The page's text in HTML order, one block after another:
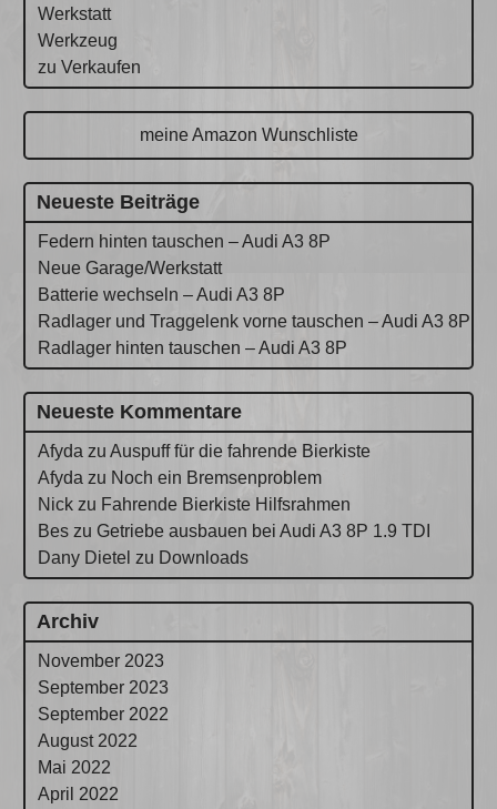
Werkstatt
Werkzeug
zu Verkaufen
meine Amazon Wunschliste
Neueste Beiträge
Federn hinten tauschen – Audi A3 8P
Neue Garage/Werkstatt
Batterie wechseln – Audi A3 8P
Radlager und Traggelenk vorne tauschen – Audi A3 8P
Radlager hinten tauschen – Audi A3 8P
Neueste Kommentare
Afyda zuAuspuff für die fahrende Bierkiste
Afyda zu Noch ein Bremsenproblem
Nick zu Fahrende Bierkiste Hilfsrahmen
Bes zuGetriebe ausbauen bei Audi A3 8P 1.9 TDI
Dany Dietel zu Downloads
Archiv
November 2023
September 2023
September 2022
August 2022
Mai 2022
April 2022